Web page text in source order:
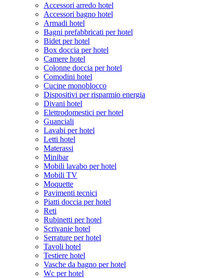
Accessori arredo hotel
Accessori bagno hotel
Armadi hotel
Bagni prefabbricati per hotel
Bidet per hotel
Box doccia per hotel
Camere hotel
Colonne doccia per hotel
Comodini hotel
Cucine monoblocco
Dispositivi per risparmio energia
Divani hotel
Elettrodomestici per hotel
Guanciali
Lavabi per hotel
Letti hotel
Materassi
Minibar
Mobili lavabo per hotel
Mobili TV
Moquette
Pavimenti tecnici
Piatti doccia per hotel
Reti
Rubinetti per hotel
Scrivanie hotel
Serrature per hotel
Tavoli hotel
Testiere hotel
Vasche da bagno per hotel
Wc per hotel